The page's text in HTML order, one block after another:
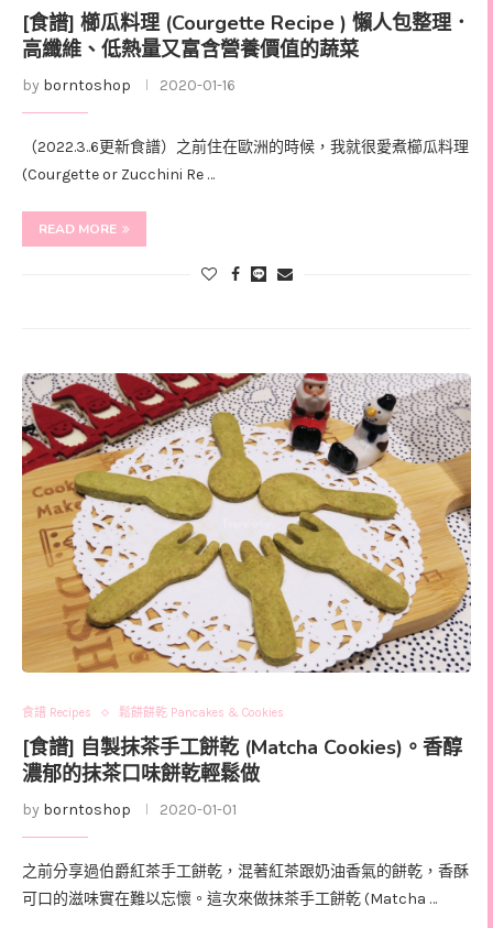
[食譜] 櫛瓜料理 (Courgette Recipe ) 懶人包整理．
高纖維、低熱量又富含營養價值的蔬菜
by borntoshop 2020-01-16
（2022.3..6更新食譜）之前住在歐洲的時候，我就很愛煮櫛瓜料理
(Courgette or Zucchini Re …
READ MORE
食譜 Recipes 鬆餅餅乾 Pancakes & Cookies
[食譜] 自製抹茶手工餅乾 (Matcha Cookies)。香醇
濃郁的抹茶口味餅乾輕鬆做
by borntoshop 2020-01-01
之前分享過伯爵紅茶手工餅乾，混著紅茶跟奶油香氣的餅乾，香酥
可口的滋味實在難以忘懷。這次來做抹茶手工餅乾 (Matcha …